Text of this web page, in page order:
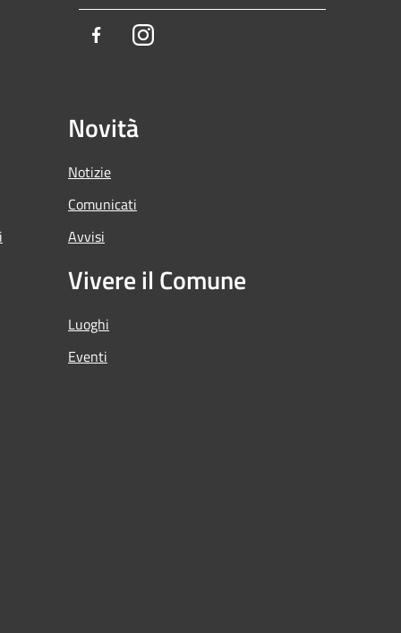
FacebookInstagram
Novità
Notizie
Comunicati
Avvisi
Vivere il Comune
Luoghi
Eventi